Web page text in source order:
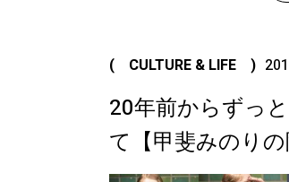
( CULTURE & LIFE )
20年前からずっ
て【甲斐みのりの